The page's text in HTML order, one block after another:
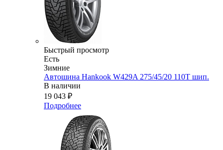
Быстрый просмотр
Есть
Зимние
Автошина Hankook W429A 275/45/20 110T шип.
В наличии
19 043 ₽
Подробнее